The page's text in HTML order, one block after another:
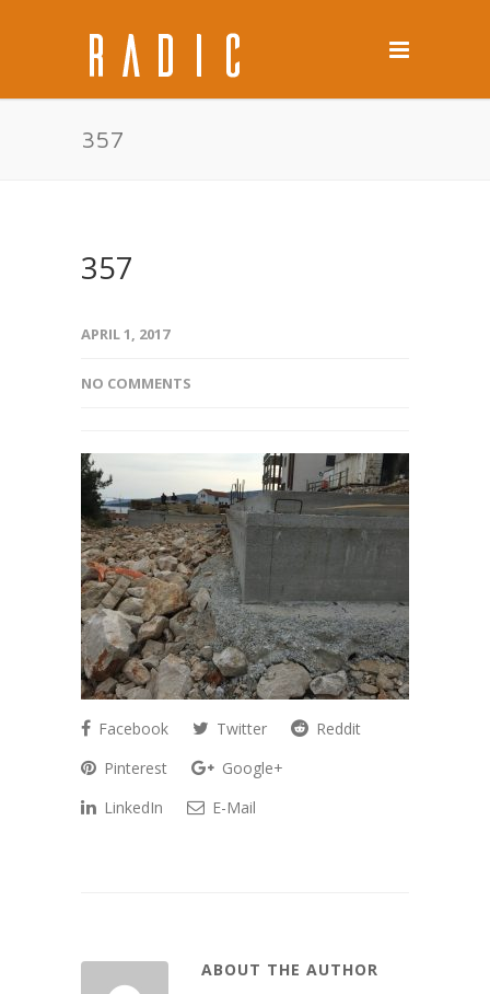
357
357
APRIL 1, 2017
NO COMMENTS
Facebook Twitter
Reddit
Pinterest
Google+
LinkedIn
E-Mail
ABOUT THE AUTHOR